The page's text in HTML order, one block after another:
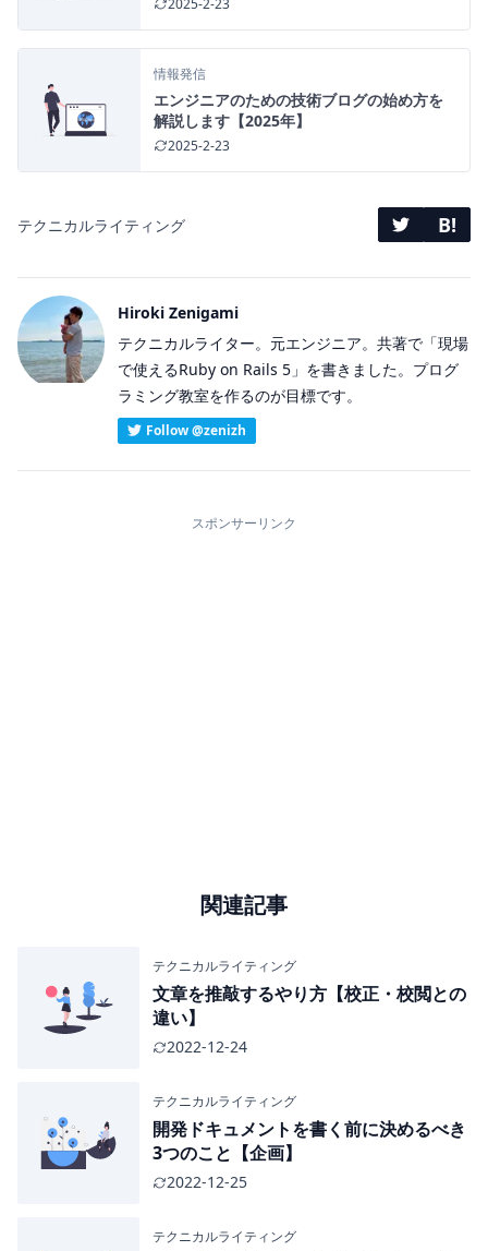
情報発信
エンジニアのための技術ブログの始め方を
解説します【2025年】
2025-2-23
テクニカルライティング B!
Hiroki Zenigami
テクニカルライター。元エンジニア。共著で「現場
で使えるRuby on Rails 5」を書きました。プログ
ラミング教室を作るのが目標です。
Follow @zenizh
スポンサーリンク
関連記事
テクニカルライティング
文章を推敲するやり方【校正・校閲との
違い】
2022-12-24
テクニカルライティング
開発ドキュメントを書く前に決めるべき
3つのこと【企画】
2022-12-25
テクニカルライティング